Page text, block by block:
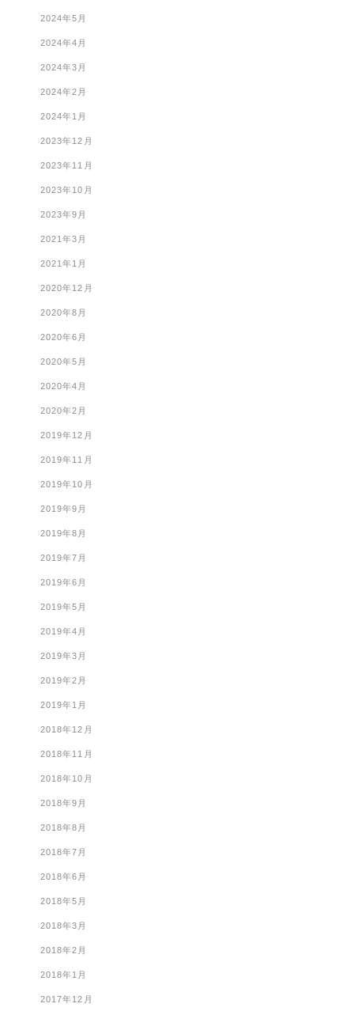
2024年5月
2024年4月
2024年3月
2024年2月
2024年1月
2023年12月
2023年11月
2023年10月
2023年9月
2021年3月
2021年1月
2020年12月
2020年8月
2020年6月
2020年5月
2020年4月
2020年2月
2019年12月
2019年11月
2019年10月
2019年9月
2019年8月
2019年7月
2019年6月
2019年5月
2019年4月
2019年3月
2019年2月
2019年1月
2018年12月
2018年11月
2018年10月
2018年9月
2018年8月
2018年7月
2018年6月
2018年5月
2018年3月
2018年2月
2018年1月
2017年12月